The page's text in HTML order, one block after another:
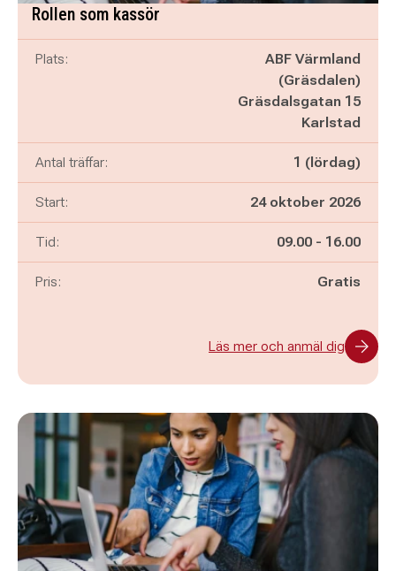
Rollen som kassör
Plats:
ABF Värmland
(Gräsdalen)
Gräsdalsgatan 15
Karlstad
Antal träffar: 1 (lördag)
Start: 24 oktober 2026
Tid: Pågår mellan
09.00 - och
16.00
Pris: Gratis
Läs mer och anmäl dig